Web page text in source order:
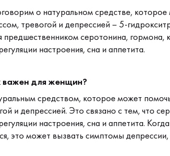
о натуральном средстве,
тревогой и депрессией – 5-
предшественником серотонина, гормона,
настроения, сна и аппетита.
важен для женщин?
средством, которое может
и депрессией. Это связано с тем, что
настроения, сна и аппетита.
это может вызвать симптомы депрессии,